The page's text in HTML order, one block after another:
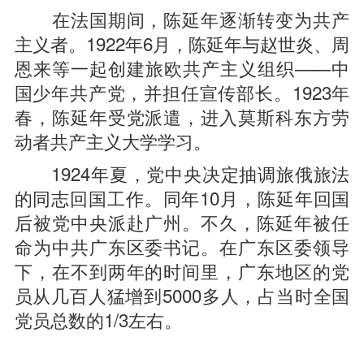
在法国期间，陈延年逐渐转变为共产
主义者。1922年6月，陈延年与赵世炎、周
恩来等一起创建旅欧共产主义组织——中
国少年共产党，并担任宣传部长。1923年
春，陈延年受党派遣，进入莫斯科东方劳
动者共产主义大学学习。
1924年夏，党中央决定抽调旅俄旅法
的同志回国工作。同年10月，陈延年回国
后被党中央派赴广州。不久，陈延年被任
命为中共广东区委书记。在广东区委领导
下，在不到两年的时间里，广东地区的党
员从几百人猛增到5000多人，占当时全国
党员总数的1/3左右。